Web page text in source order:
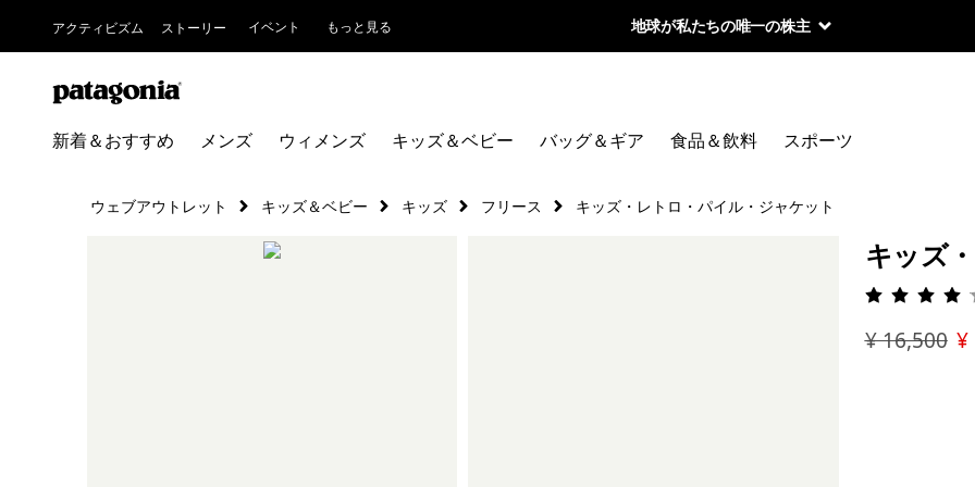
アクティビズム ストーリー イベント もっと見る 地球が私たちの唯一の株主
新着＆おすすめ メンズ ウィメンズ キッズ＆ベビー バッグ＆ギア 食品＆飲料 スポーツ
ウェブアウトレット キッズ＆ベビー キッズ フリース キッズ・レトロ・パイル・ジャケット
キッズ
評価:
¥ 16,500 ¥